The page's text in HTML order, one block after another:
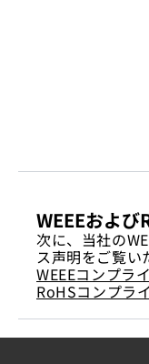
WEEEおよ
次に、当社の
ス声明をご覧い
WEEEコンプラ
RoHSコンプラ